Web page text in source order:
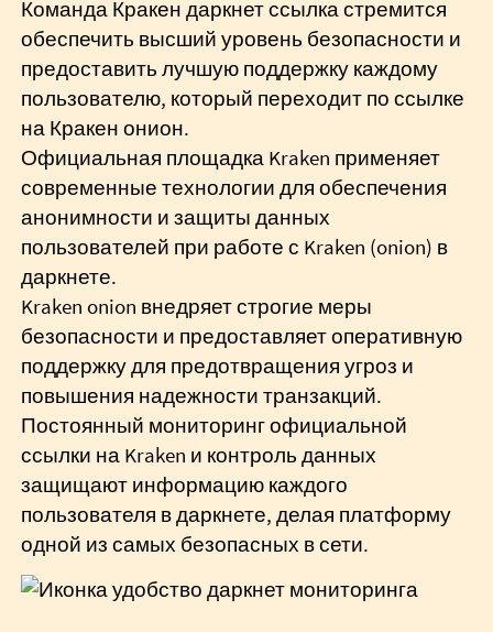
Команда Кракен даркнет ссылка стремится
обеспечить высший уровень безопасности и
предоставить лучшую поддержку каждому
пользователю, который переходит по ссылке
на Кракен онион.
Официальная площадка Kraken применяет
современные технологии для обеспечения
анонимности и защиты данных
пользователей при работе с Kraken (onion) в
даркнете.
Kraken onion внедряет строгие меры
безопасности и предоставляет оперативную
поддержку для предотвращения угроз и
повышения надежности транзакций.
Постоянный мониторинг официальной
ссылки на Kraken и контроль данных
защищают информацию каждого
пользователя в даркнете, делая платформу
одной из самых безопасных в сети.